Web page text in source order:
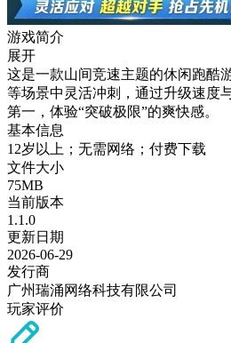
游戏简介
展开
这是一款山间竞速主题的休闲跑酷
等场景中灵活冲刺，通过升级速度
第一，体验“突破极限”的爽快感。
基本信息
12岁以上；无需网络；付费下载
文件大小
75MB
当前版本
1.1.0
更新日期
2026-06-29
发行商
广州瑞涌网络科技有限公司
玩家评价